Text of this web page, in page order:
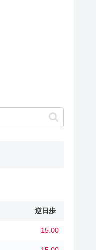
逆日歩
15.00